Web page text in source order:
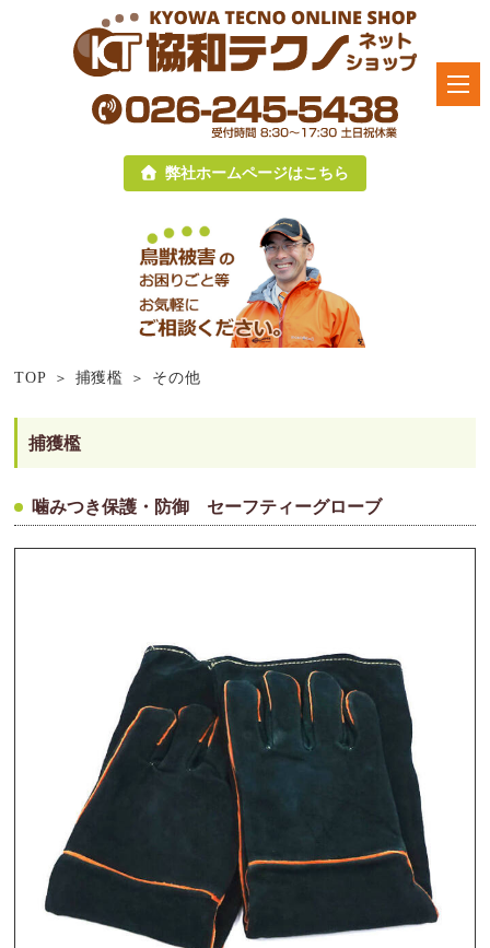
弊社ホームページはこちら
TOP 捕獲檻 その他
捕獲檻
噛みつき保護・防御 セーフティーグローブ